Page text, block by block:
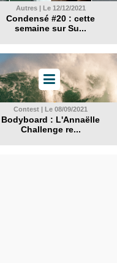
Autres | Le 12/12/2021
Condensé #20 : cette
semaine sur Su...
Contest | Le 08/09/2021
Bodyboard : L'Annaëlle
Challenge re...